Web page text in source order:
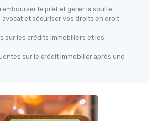
le prêt et gérer la soulte
avocat et sécuriser vos droits en droit
sur les crédits immobiliers et les
sur le crédit immobilier après une